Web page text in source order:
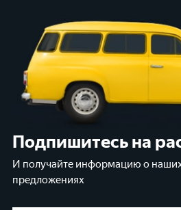
Подпишитесь на
И получайте информацию о наших
предложениях